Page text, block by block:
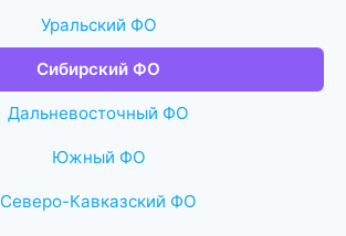
Уральский ФО
Сибирский ФО
Дальневосточный ФО
Южный ФО
Северо-Кавказский ФО